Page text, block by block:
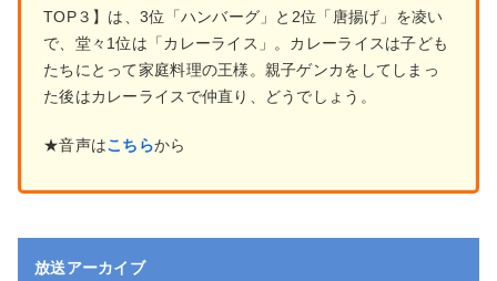
TOP３】は、3位「ハンバーグ」と2位「唐揚げ」を凌い
で、堂々1位は「カレーライス」。カレーライスは子ども
たちにとって家庭料理の王様。親子ゲンカをしてしまっ
た後はカレーライスで仲直り、どうでしょう。
★音声はこちらから
放送アーカイブ